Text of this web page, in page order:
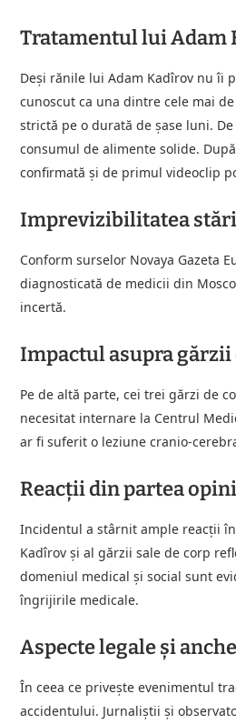
Tratamentul lui Adam
Deși rănile lui Adam Kadîrov nu îi
cunoscut ca una dintre cele mai
strictă pe o durată de șase luni.
consumul de alimente solide.
confirmată și de primul videoclip
Imprevizibilitatea
Conform surselor Novaya Gazeta
diagnosticată de medicii din
incertă.
Impactul asupra gărzii
Pe de altă parte, cei trei gărzi de
necesitat internare la Centrul
ar fi suferit o leziune cranio-
Reacții din partea
Incidentul a stârnit ample reacții
Kadîrov și al gărzii sale de corp
domeniul medical și social sunt
îngrijirile medicale.
Aspecte legale și
În ceea ce privește evenimentul
accidentului. Jurnaliștii și